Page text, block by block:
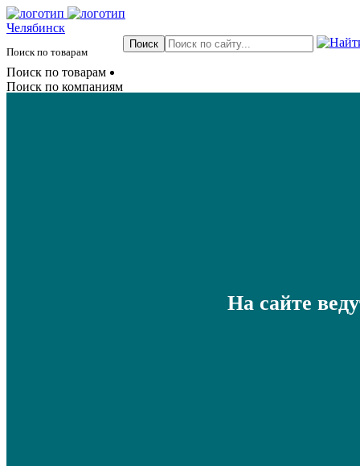
Челябинск
Поиск по товарам
Поиск по товарам
Поиск по компаниям
На сайте